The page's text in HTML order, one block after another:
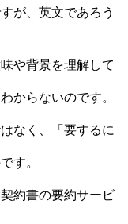
が、英文であろう
や背景を理解して
からないのです。
なく、「要するに
す。
約書の要約サービ